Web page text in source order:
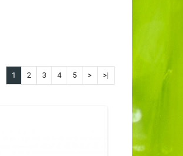
1 2 3 4 5 > >|